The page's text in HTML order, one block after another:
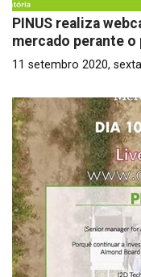
PINUS realiza
mercado perante
11 setembro 2020,